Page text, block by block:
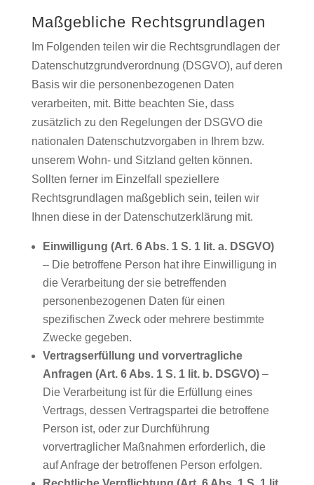
Maßgebliche Rechtsgrundlagen
Im Folgenden teilen wir die Rechtsgrundlagen der
Datenschutzgrundverordnung (DSGVO), auf deren
Basis wir die personenbezogenen Daten
verarbeiten, mit. Bitte beachten Sie, dass
zusätzlich zu den Regelungen der DSGVO die
nationalen Datenschutzvorgaben in Ihrem bzw.
unserem Wohn- und Sitzland gelten können.
Sollten ferner im Einzelfall speziellere
Rechtsgrundlagen maßgeblich sein, teilen wir
Ihnen diese in der Datenschutzerklärung mit.
Einwilligung (Art. 6 Abs. 1 S. 1 lit. a. DSGVO)
– Die betroffene Person hat ihre Einwilligung in
die Verarbeitung der sie betreffenden
personenbezogenen Daten für einen
spezifischen Zweck oder mehrere bestimmte
Zwecke gegeben.
Vertragserfüllung und vorvertragliche
Anfragen (Art. 6 Abs. 1 S. 1 lit. b. DSGVO)–
Die Verarbeitung ist für die Erfüllung eines
Vertrags, dessen Vertragspartei die betroffene
Person ist, oder zur Durchführung
vorvertraglicher Maßnahmen erforderlich, die
auf Anfrage der betroffenen Person erfolgen.